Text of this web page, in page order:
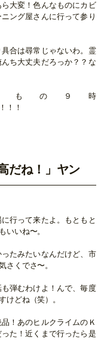
大変！色んなものにカビ
ング屋さんに行って参り
合は尋常じゃないわ。霊
ち大丈夫だろっか？？な
の９時
！！
だね！」ヤン
行って来たよ。もともと
いいね〜。
たみたいなんだけど、市
さくでさ〜。
弾むわけよ！んで、毎度
けどね（笑）。
！あのヒルクライムのＫ
た！近くまで行ったら是